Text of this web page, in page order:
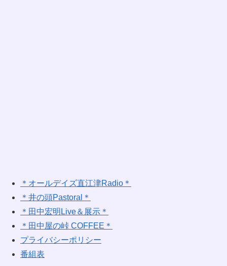
＊オールデイズ直江津Radio＊
＊井の頭Pastoral＊
＊田中宏明Live＆展示＊
＊田中屋の峠 COFFEE＊
プライバシーポリシー
番組表